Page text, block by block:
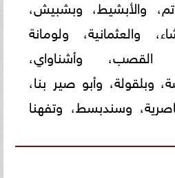
والأبشيط، وبشبيش،
والعثمانية، ولومانة
القصب، وأشناواي،
وبلقولة، وأبو صير بنا،
وسندبسط، وتفهنا